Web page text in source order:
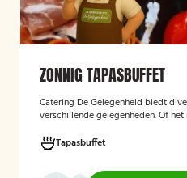
ZONNIG TAPASBUFFET
Catering De Gelegenheid biedt
verschillende gelegenheden. Of
Hieronder ziet u een selectie uit
is te bestellen vanaf 10 personen..
Tapasbuffet